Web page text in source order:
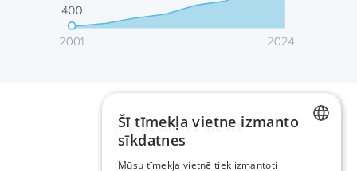
PIEZVANIET MUMS
Mob.: 29-333-333
Šī tīmekļa vietne izmanto
sīkdatnes
Mūsu tīmekļa vietnē tiek izmantoti